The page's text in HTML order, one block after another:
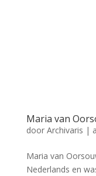
Maria van
door Archivaris |
Maria van
Nederlands en